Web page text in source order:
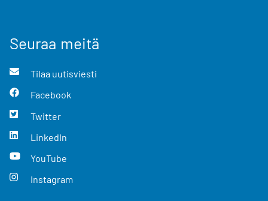
Seuraa meitä
Tilaa uutisviesti
Facebook
Twitter
LinkedIn
YouTube
Instagram